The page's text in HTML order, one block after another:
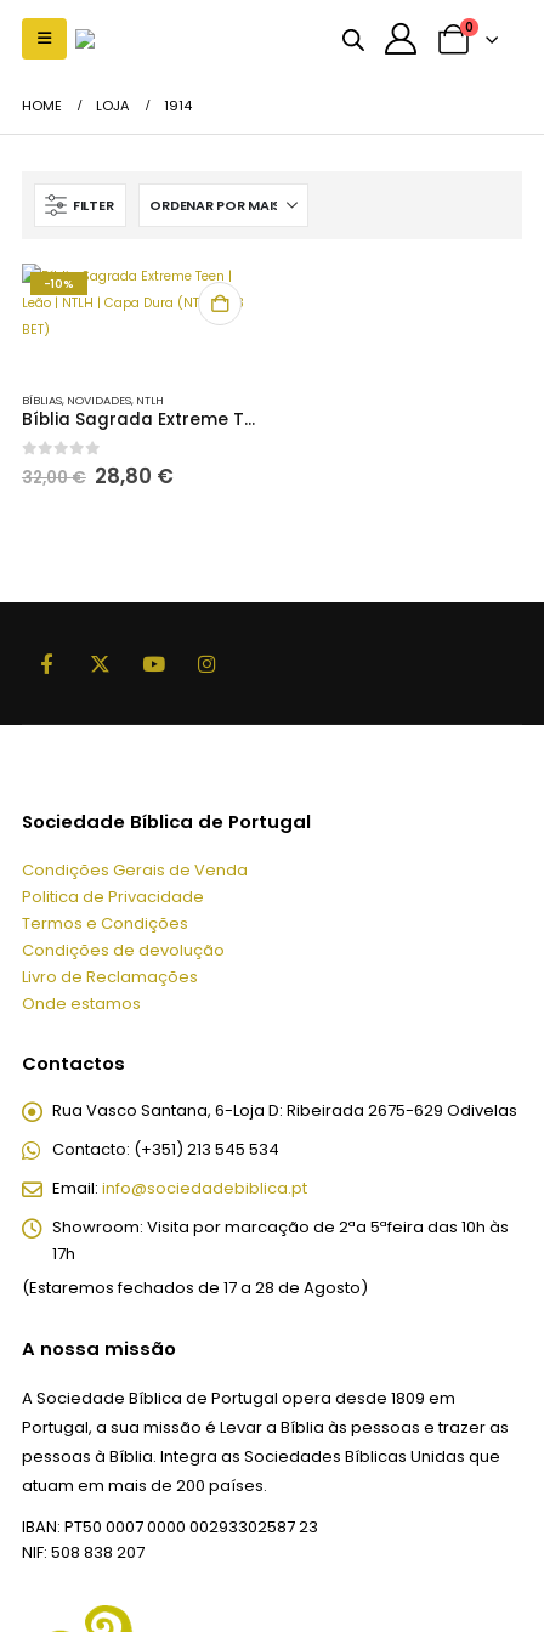
0
HOME LOJA 1914
FILTER
-10%
BÍBLIAS, NOVIDADES, NTLH
Bíblia Sagrada Extreme Teen | Leão | NTLH | Capa Dura (NTLH 063 BET)
out of 5
32,00€ O
preço
28,80 €O
Sociedade Bíblica de Portugal
Condições Gerais de Venda
Politica de Privacidade
Termos e Condições
Condições de devolução
Livro de Reclamações
Onde estamos
Contactos
Rua Vasco Santana, 6-Loja D: Ribeirada 2675-629 Odivelas
Contacto: (+351) 213 545 534
Email: info@sociedadebiblica.pt
Showroom: Visita por marcação de 2ªa 5ªfeira das 10h às
17h
(Estaremos fechados de 17 a 28 de Agosto)
A nossa missão
A Sociedade Bíblica de Portugal opera desde 1809 em
Portugal, a sua missão é Levar a Bíblia às pessoas e trazer as
pessoas à Bíblia. Integra as Sociedades Bíblicas Unidas que
atuam em mais de 200 países.
IBAN: PT50 0007 0000 00293302587 23
NIF: 508 838 207